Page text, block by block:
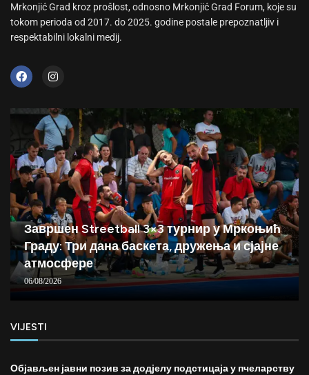
Mrkonjić Grad kroz prošlost, odnosno Mrkonjić Grad Forum, koje su
tokom perioda od 2017. do 2025. godine postale prepoznatljiv i
respektabilni lokalni medij.
Завршен Streetball 3×3 турнир у Мркоњић
Граду: Три дана баскета, дружења и сјајне
атмосфере
06/08/2026
VIJESTI
Објављен јавни позив за додјелу подстицаја у пчеларству